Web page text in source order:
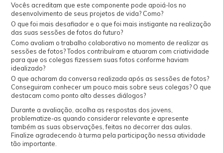
Vocês acreditam que este componente pode apoiá-los no
desenvolvimento de seus projetos de vida? Como?
O que foi mais desafiador e o que foi mais instigante na realização
das suas sessões de fotos do futuro?
Como avaliam o trabalho colaborativo no momento de realizar as
sessões de fotos? Todos contribuíram e atuaram com criatividade
para que os colegas fizessem suas fotos conforme haviam
idealizado?
O que acharam da conversa realizada após as sessões de fotos?
Conseguiram conhecer um pouco mais sobre seus colegas? O que
destacam como ponto alto desses diálogos?
Durante a avaliação, acolha as respostas dos jovens,
problematize-as quando considerar relevante e apresente
também as suas observações, feitas no decorrer das aulas.
Finalize agradecendo à turma pela participação nessa atividade
tão importante.